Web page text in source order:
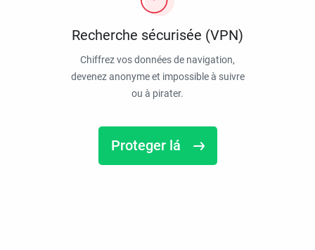
Recherche sécurisée (VPN)
Chiffrez vos données de navigation,
devenez anonyme et impossible à suivre
ou à pirater.
Proteger lá